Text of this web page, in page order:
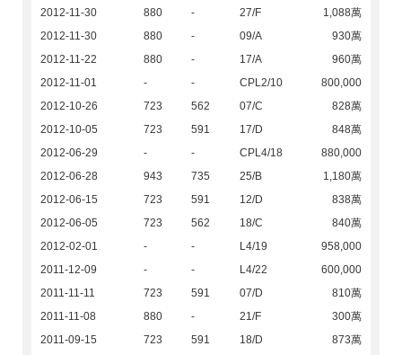
2012-11-30
880 - 27/F
1,088萬
2012-11-30
880 - 09/A
930萬
2012-11-22
880 - 17/A
960萬
2012-11-01
- - CPL2/10
800,000
2012-10-26
723 562 07/C
828萬
2012-10-05
723 591 17/D
848萬
2012-06-29
- - CPL4/18
880,000
2012-06-28
943 735 25/B
1,180萬
2012-06-15
723 591 12/D
838萬
2012-06-05
723 562 18/C
840萬
2012-02-01
- - L4/19
958,000
2011-12-09
- - L4/22
600,000
2011-11-11
723 591 07/D
810萬
2011-11-08
880 - 21/F
300萬
2011-09-15
723 591 18/D
873萬